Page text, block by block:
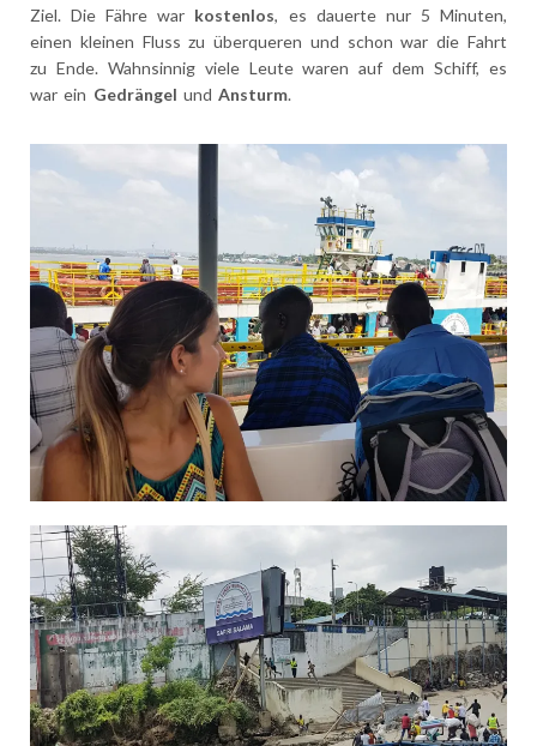
Ziel. Die Fähre war kostenlos, es dauerte nur 5 Minuten,
einen kleinen Fluss zu überqueren und schon war die Fahrt
zu Ende. Wahnsinnig viele Leute waren auf dem Schiff, es
war ein Gedrängel undAnsturm.